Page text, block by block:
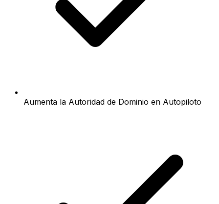
Aumenta la Autoridad de Dominio en Autopiloto